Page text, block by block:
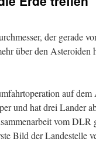
der gerade
über den Asteroiden
auf
und hat drei Lander
vom
Bild der Landestelle